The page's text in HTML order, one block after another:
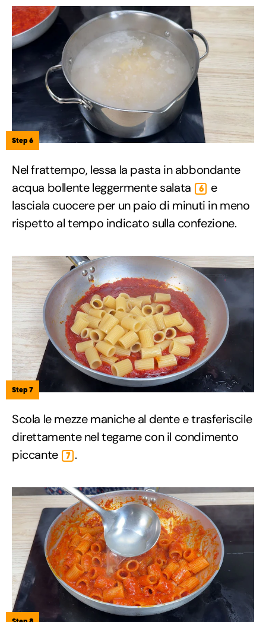
Step 6
Nel frattempo, lessa la pasta in abbondante
acqua bollente leggermente salata
6
e
lasciala cuocere per un paio di minuti in meno
rispetto al tempo indicato sulla confezione.
Step 7
Scola le mezze maniche al dente e trasferiscile
direttamente nel tegame con il condimento
piccante
7 .